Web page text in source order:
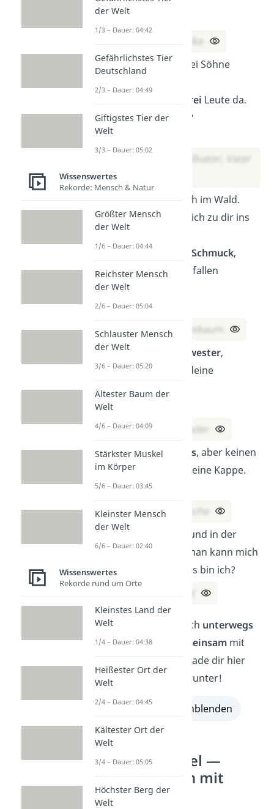
Was bin ich?
Eine Wolke
Zwei Väter und zwei Söhne
drei Leute da.
Wie kann das sein?
Lösung:
Die drei sind Großvater, Vater
und Sohn.
Im Sommer lebe ich im Wald.
Wird es kalt, ziehe ich zu dir ins
Ich trage schönen Schmuck,
doch meine Haare fallen
irgendwann aus.
Was bin ich?
Lösung:
Ein Christbaum
Du bist meine
Schwester,
aber ich bin nicht deine
Schwester.
Wer bin ich?
Lösung:
Dein Bruder
Ich habe einen
Hals, aber keinen
Kopf. Ich trage oft eine Kappe.
Was bin ich?
Lösung: Eine Flasche
Ich bin am
da und in der
Nacht weg. Doch man kann mich
nicht anfassen. Was bin ich?
Du willst die Rätsel auch unterwegs
parat haben oder
gemeinsam mit
anderen lösen? Dann lade dir hier
unsere
herunter!
alle Lösungen einblenden
Kreuzworträtsel —
häufige Fragen mit
Lösungen
der Welt
1/3 – Dauer: 04:42
Gefährlichstes Tier
Deutschland
2/3 – Dauer: 04:49
Giftigstes Tier der
Welt
3/3 – Dauer: 05:02
Wissenswertes
Rekorde: Mensch & Natur
Größter Mensch
der Welt
1/6 – Dauer: 04:44
Reichster Mensch
der Welt
2/6 – Dauer: 05:04
Schlauster Mensch
der Welt
3/6 – Dauer: 05:20
Ältester Baum der
Welt
4/6 – Dauer: 04:09
Stärkster Muskel
im Körper
5/6 – Dauer: 03:45
Kleinster Mensch
der Welt
6/6 – Dauer: 02:40
Wissenswertes
Rekorde rund um Orte
Kleinstes Land der
Welt
1/4 – Dauer: 04:38
Heißester Ort der
Welt
2/4 – Dauer: 04:45
Kältester Ort der
Welt
3/4 – Dauer: 05:05
Höchster Berg der
Welt